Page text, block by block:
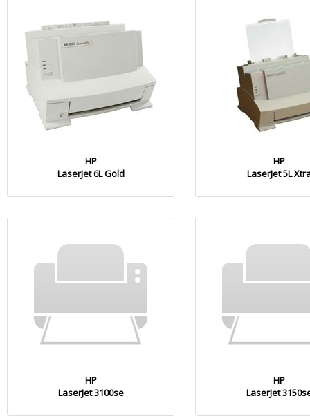
HP
LaserJet 6L Gold
HP
LaserJet 5L
HP
LaserJet 3100se
HP
LaserJet